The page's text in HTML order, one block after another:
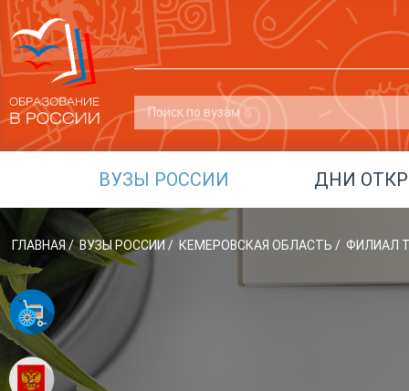
ВУЗЫ РОССИИ ДНИ
ГЛАВНАЯ/ ВУЗЫ РОССИИ / КЕМЕРОВСКАЯ ОБЛАСТЬ / ФИЛИАЛ